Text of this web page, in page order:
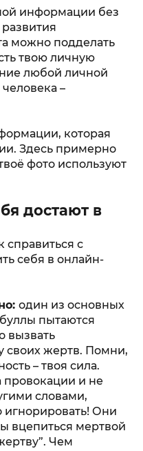
информации без
можно подделать
твою личную
любой личной
–
которая
Здесь примерно
фото используют
достают в
справиться с
себя в онлайн-
один из основных
пытаются
вызвать
своих жертв. Помни,
– твоя сила.
провокации и не
словами,
игнорировать! Они
вцепиться мертвой
Чем